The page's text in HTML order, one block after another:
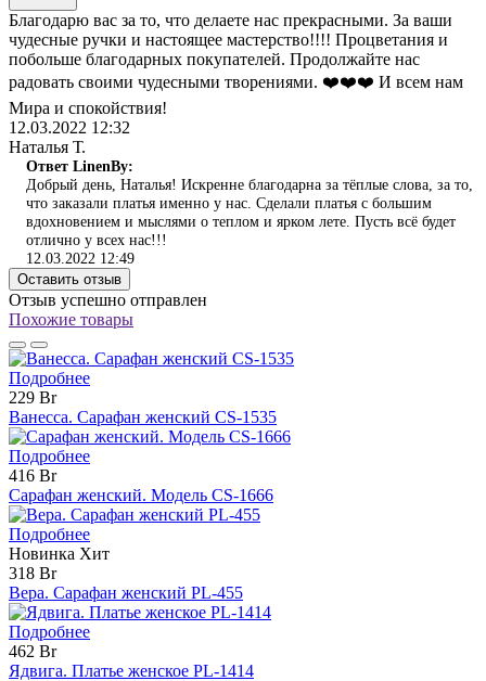
Благодарю вас за то, что делаете нас прекрасными. За ваши
чудесные ручки и настоящее мастерство!!!! Процветания и
побольше благодарных покупателей. Продолжайте нас
радовать своими чудесными творениями. ❤️❤️❤️ И всем нам
Мира и спокойствия!
12.03.2022 12:32
Наталья Т.
Ответ LinenBy:
Добрый день, Наталья! Искренне благодарна за тёплые слова, за то,
что заказали платья именно у нас. Сделали платья с большим
вдохновением и мыслями о теплом и ярком лете. Пусть всё будет
отлично у всех нас!!!
12.03.2022 12:49
Оставить отзыв
Отзыв успешно отправлен
Похожие товары
Подробнее
229 Br
Ванесса. Сарафан женский CS-1535
Подробнее
416 Br
Сарафан женский. Модель CS-1666
Подробнее
Новинка Хит
318 Br
Вера. Сарафан женский PL-455
Подробнее
462 Br
Ядвига. Платье женское PL-1414